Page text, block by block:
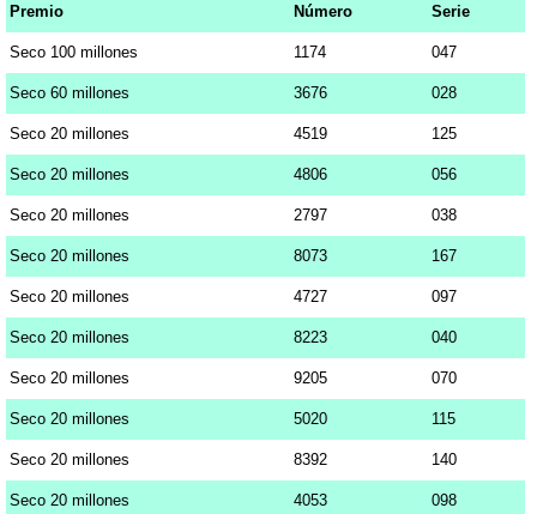
Premio Número Serie
Seco 100 millones 1174 047
Seco 60 millones 3676 028
Seco 20 millones 4519 125
Seco 20 millones 4806 056
Seco 20 millones 2797 038
Seco 20 millones 8073 167
Seco 20 millones 4727 097
Seco 20 millones 8223 040
Seco 20 millones 9205 070
Seco 20 millones 5020 115
Seco 20 millones 8392 140
Seco 20 millones 4053 098